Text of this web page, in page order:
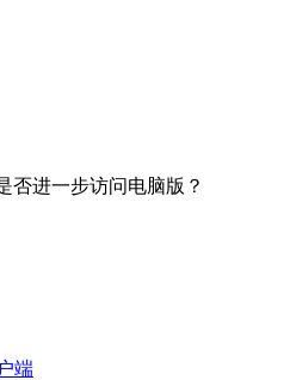
否进一步访问电脑版？
端